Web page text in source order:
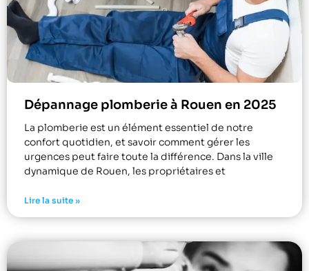
Dépannage plomberie à Rouen en 2025
La plomberie est un élément essentiel de notre
confort quotidien, et savoir comment gérer les
urgences peut faire toute la différence. Dans la ville
dynamique de Rouen, les propriétaires et
Lire la suite »